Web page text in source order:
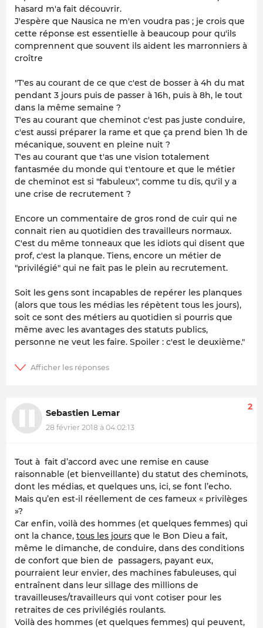
hasard m'a fait découvrir.
J'espère que Nausica ne m'en voudra pas ; je crois que
cette réponse est essentielle à beaucoup pour qu'ils
comprennent que souvent ils aident les marronniers à
croître
"T'es au courant de ce que c'est de bosser à 4h du mat
pendant 3 jours puis de passer à 16h, puis à 8h, le tout
dans la même semaine ?
T'es au courant que cheminot c'est pas juste conduire,
c'est aussi préparer la rame et que ça prend bien 1h de
mécanique, souvent en pleine nuit ?
T'es au courant que t'as une vision totalement
fantasmée du monde qui t'entoure et que le métier
de cheminot est si "fabuleux", comme tu dis, qu'il y a
une crise de recrutement ?
Encore un commentaire de gros rond de cuir qui ne
connait rien au quotidien des travailleurs normaux.
C'est du même tonneaux que les idiots qui disent que
prof, c'est la planque. Tiens, encore un métier de
"privilégié" qui ne fait pas le plein au recrutement.
Soit les gens sont incapables de repérer les planques
(alors que tous les médias les répètent tous les jours),
soit ce sont des métiers au quotidien si pourris que
même avec les avantages des statuts publics,
personne ne veut les faire. Spoiler : c'est le deuxième."
Sebastien Lemar
28 février 2018 à 04:02:13
2
Tout à fait d’accord avec une remise en cause
raisonnable (et bienveillante) du statut des cheminots,
dont les médias, et quelques uns, ici, se font l’echo.
Mais qu’en est-il réellement de ces fameux « privilèges
»?
Car enfin, voilà des hommes (et quelques femmes) qui
ont la chance, tous les jours que le Bon Dieu a fait,
même le dimanche, de conduire, dans des conditions
de confort que bien de passagers, payant eux,
pourraient leur envier, des machines fabuleuses, qui
entraînent dans leur sillage des millions de
travailleuses/travailleurs qui vont cotiser pour les
retraites de ces privilégiés roulants.
Voilà des hommes (et quelques femmes) qui peuvent,